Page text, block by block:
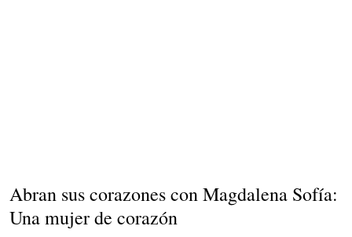
Abran sus corazones con Magdalena Sofía:
Una mujer de corazón